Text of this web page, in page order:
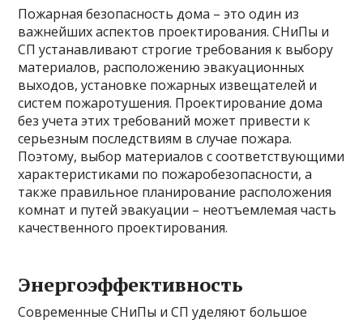
Пожарная безопасность дома – это один из
важнейших аспектов проектирования. СНиПы и
СП устанавливают строгие требования к выбору
материалов, расположению эвакуационных
выходов, установке пожарных извещателей и
систем пожаротушения. Проектирование дома
без учета этих требований может привести к
серьезным последствиям в случае пожара.
Поэтому, выбор материалов с соответствующими
характеристиками по пожаробезопасности, а
также правильное планирование расположения
комнат и путей эвакуации – неотъемлемая часть
качественного проектирования.
Энергоэффективность
Современные СНиПы и СП уделяют большое